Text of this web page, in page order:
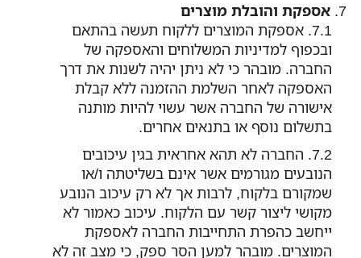
אספקת והובלת מוצרים
אספקת המוצרים ללקוח תעשה בהתאם
ובכפוף למדיניות המשלוחים והאספקה של
החברה. מובהר כי לא ניתן יהיה לשנות את דרך
האספקה לאחר השלמת ההזמנה ללא קבלת
אישורה של החברה אשר עשוי להיות מותנה
בתשלום נוסף או בתנאים אחרים.
החברה לא תהא אחראית בגין עיכובים
הנובעים מגורמים אשר אינם בשליטתה ו/או
שמקורם בלקוח, לרבות אך לא רק עיכוב הנובע
מקושי ליצור קשר עם הלקוח. עיכוב כאמור לא
ייחשב כהפרת התחייבות החברה לאספקת
המוצרים. מובהר למען הסר ספק, כי מצב זה לא